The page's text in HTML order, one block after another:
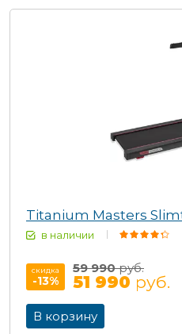
Titanium Masters
в наличии
скидка
-13%
59 990руб.
51 990 руб.
В корзину